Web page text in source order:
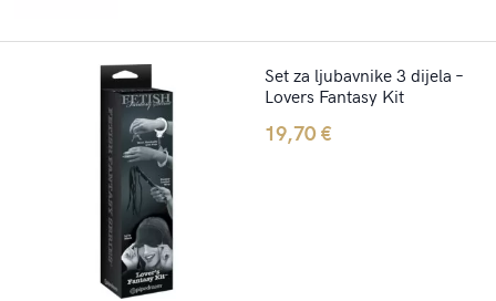
Set za ljubavnike 3 dijela –
Lovers Fantasy Kit
19,70€